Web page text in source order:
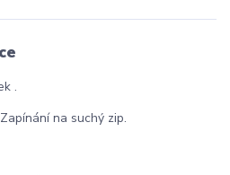
.
na suchý zip.